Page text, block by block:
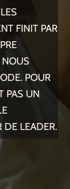
FINIT PAR
NOUS
POUR
PAS UN
DE LEADER.